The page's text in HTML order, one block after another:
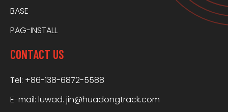
BASE
PAG-INSTALL
CONTACT US
Tel: +86-138-6872-5588
E-mail: luwad. jin@huadongtrack.com